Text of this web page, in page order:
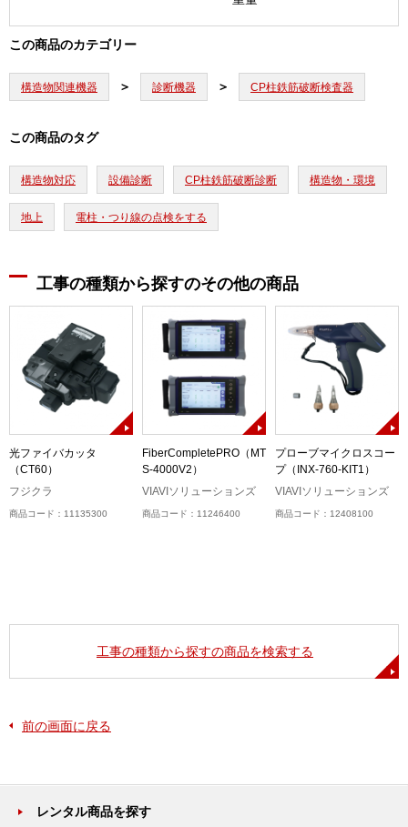
この商品のカテゴリー
構造物関連機器 診断機器 CP柱鉄筋破断検査器
この商品のタグ
構造物対応 設備診断 CP柱鉄筋破断診断 構造物・環境
地上 電柱・つり線の点検をする
工事の種類から探すのその他の商品
光ファイバカッタ
（CT60）
フジクラ
商品コード：11135300
FiberCompletePRO（MT
S-4000V2）
VIAVIソリューションズ
商品コード：11246400
プローブマイクロスコー
プ（INX-760-KIT1）
VIAVIソリューションズ
商品コード：12408100
工事の種類から探すの商品を検索する
前の画面に戻る
レンタル商品を探す